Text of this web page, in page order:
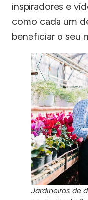
inspiradores e
como cada um
beneficiar o seu
Jardineiros de